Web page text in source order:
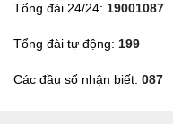
Tổng đài 24/24: 19001087
Tổng đài tự động: 199
Các đầu số nhận biết: 087